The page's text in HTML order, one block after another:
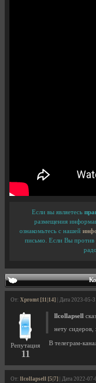
Если вы являетесь
размещения
ознакомьтесь с нашей
письмо. Если Вы против
От: Xpromt [11|14] | Дата 2023-05-
Репутация
11
llcollapsell
нету сидеров,
В телеграм-
От: llcollapsell [5|7] | Дата 2022-